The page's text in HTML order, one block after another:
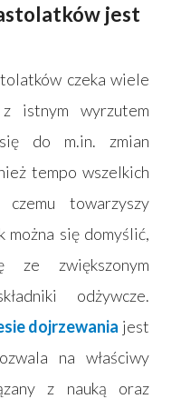
jest
czeka wiele
z istnym wyrzutem
do m.in. zmian
tempo wszelkich
czemu towarzyszy
można się domyślić,
zwiększonym
odżywcze.
dojrzewania jest
na właściwy
z nauką oraz